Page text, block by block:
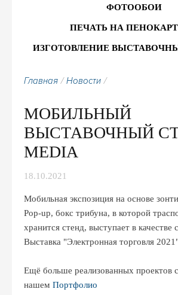
ФОТООБОИ
ПЕЧАТЬ НА
ИЗГОТОВЛЕНИЕ
Главная Новости
МОБИЛЬНЫЙ
ВЫСТАВОЧНЫЙ
MEDIA
18.10.2021
Мобильная экспозиция на основе
Pop-up, бокс трибуна, в которой
хранится стенд, выступает в качестве
Выставка "Электронная торговля
Ещё больше реализованных проектов
нашем Портфолио